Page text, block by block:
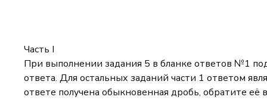
Часть I
При выполнении задания 5 в бланке ответов №1
ответа. Для остальных заданий части 1 ответом
ответе получена обыкновенная дробь, обратите её